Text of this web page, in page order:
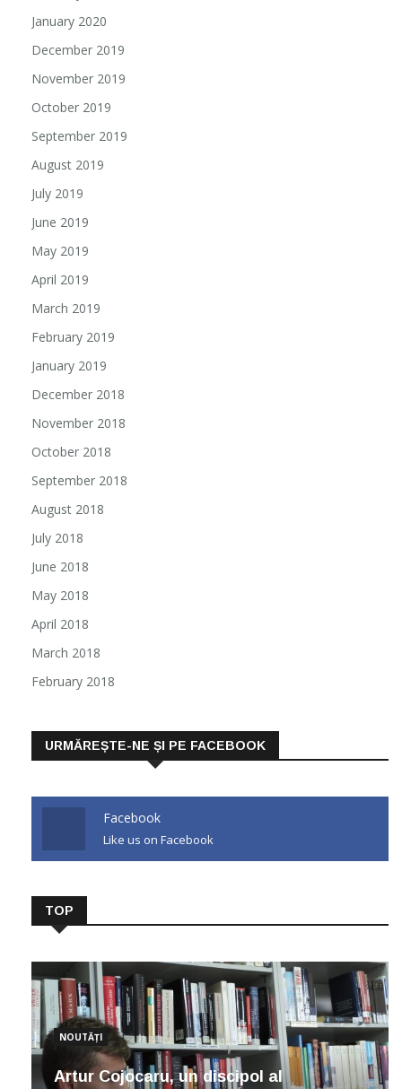
January 2020
December 2019
November 2019
October 2019
September 2019
August 2019
July 2019
June 2019
May 2019
April 2019
March 2019
February 2019
January 2019
December 2018
November 2018
October 2018
September 2018
August 2018
July 2018
June 2018
May 2018
April 2018
March 2018
February 2018
URMĂREȘTE-NE ȘI PE FACEBOOK
Facebook
Like us on Facebook
TOP
NOUTĂȚI
Artur Cojocaru, un discipol al